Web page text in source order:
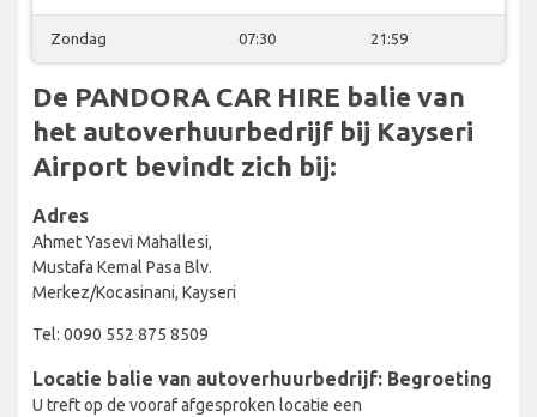
Zondag 07:30 21:59
De PANDORA CAR HIRE balie van
het autoverhuurbedrijf bij Kayseri
Airport bevindt zich bij:
Adres
Ahmet Yasevi Mahallesi,
Mustafa Kemal Pasa Blv.
Merkez/Kocasinani, Kayseri
Tel: 0090 552 875 8509
Locatie balie van autoverhuurbedrijf: Begroeting
U treft op de vooraf afgesproken locatie een